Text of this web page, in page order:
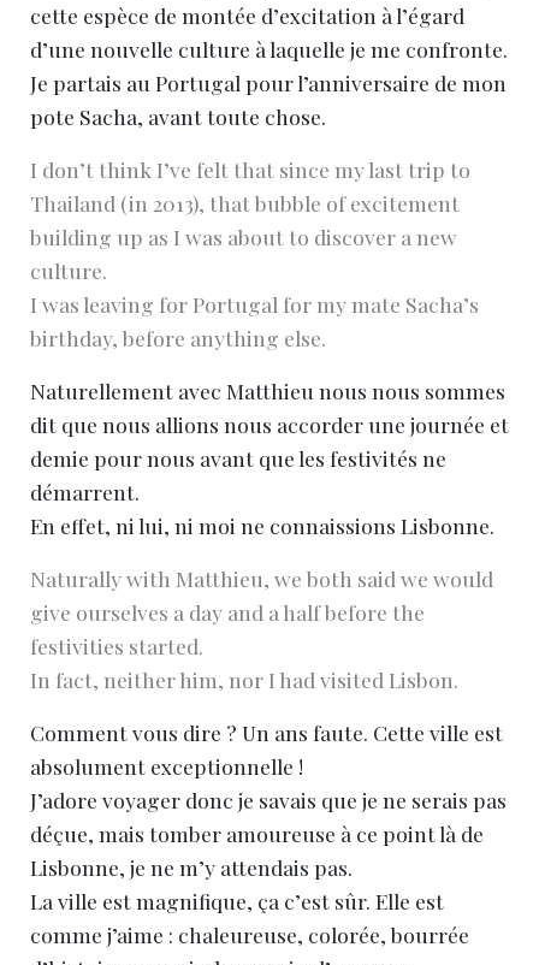
cette espèce de montée d’excitation à l’égard
d’une nouvelle culture à laquelle je me confronte.
Je partais au Portugal pour l’anniversaire de mon
pote Sacha, avant toute chose.
I don’t think I’ve felt that since my last trip to
Thailand (in 2013), that bubble of excitement
building up as I was about to discover a new
culture.
I was leaving for Portugal for my mate Sacha’s
birthday, before anything else.
Naturellement avec Matthieu nous nous sommes
dit que nous allions nous accorder une journée et
demie pour nous avant que les festivités ne
démarrent.
En effet, ni lui, ni moi ne connaissions Lisbonne.
Naturally with Matthieu, we both said we would
give ourselves a day and a half before the
festivities started.
In fact, neither him, nor I had visited Lisbon.
Comment vous dire ? Un ans faute. Cette ville est
absolument exceptionnelle !
J’adore voyager donc je savais que je ne serais pas
déçue, mais tomber amoureuse à ce point là de
Lisbonne, je ne m’y attendais pas.
La ville est magnifique, ça c’est sûr. Elle est
comme j’aime : chaleureuse, colorée, bourrée